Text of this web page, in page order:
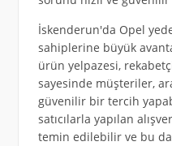
İskenderun'da Opel
sahiplerine büyük
ürün yelpazesi,
sayesinde müşteriler,
güvenilir bir tercih
satıcılarla yapılan
temin edilebilir ve bu